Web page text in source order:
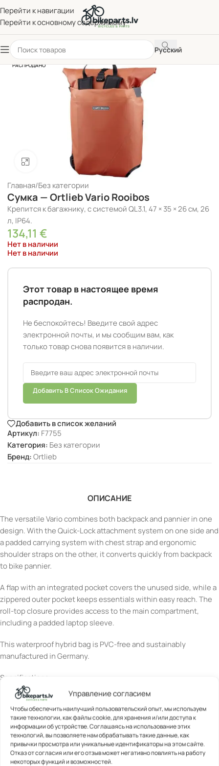
Управление согласием
Чтобы обеспечить наилучший пользовательский опыт, мы используем
такие технологии, как файлы cookie, для хранения и/или доступа к
информации об устройстве. Соглашаясь на использование этих
технологий, вы позволяете нам обрабатывать такие данные, как
привычки просмотра или уникальные идентификаторы на этом сайте.
Отказ от согласия или его отзыв может негативно повлиять на работу
некоторых функций и возможностей.
Перейти к навигации
Перейти к основному содержимому
Русский
РАСПРОДАНО
Нажмите, чтобы увеличить
Главная/Без категории
Сумка — Ortlieb Vario Rooibos
Крепится к багажнику, с системой QL3.1, 47 × 35 × 26 см, 26
л, IP64.
134,11 €
Нет в наличии
Нет в наличии
Этот товар в настоящее время
распродан.
Не беспокойтесь! Введите свой адрес
электронной почты, и мы сообщим вам, как
только товар снова появится в наличии.
Добавить В Список Ожидания
Добавить в список желаний
Артикул: F7755
Категория: Без категории
Бренд:Ortlieb
ОПИСАНИЕ
The versatile Vario combines both backpack and pannier in one
design. With the Quick-Lock attachment system on one side and
a padded carrying system with chest strap and ergonomic
shoulder straps on the other, it converts quickly from backpack
to bike pannier.
A flap with an integrated pocket covers the unused side, while a
zippered outer pocket keeps essentials within easy reach. The
roll-top closure provides access to the main compartment,
including a padded laptop sleeve.
This waterproof hybrid bag is PVC-free and sustainably
manufactured in Germany.
Specifications:
Height: 47 cm
Width: 35 cm
Depth: 26 cm
Volume: 26 L
Load: 9 kg
Weight: 1480 g
Waterproof: Yes (IP64)